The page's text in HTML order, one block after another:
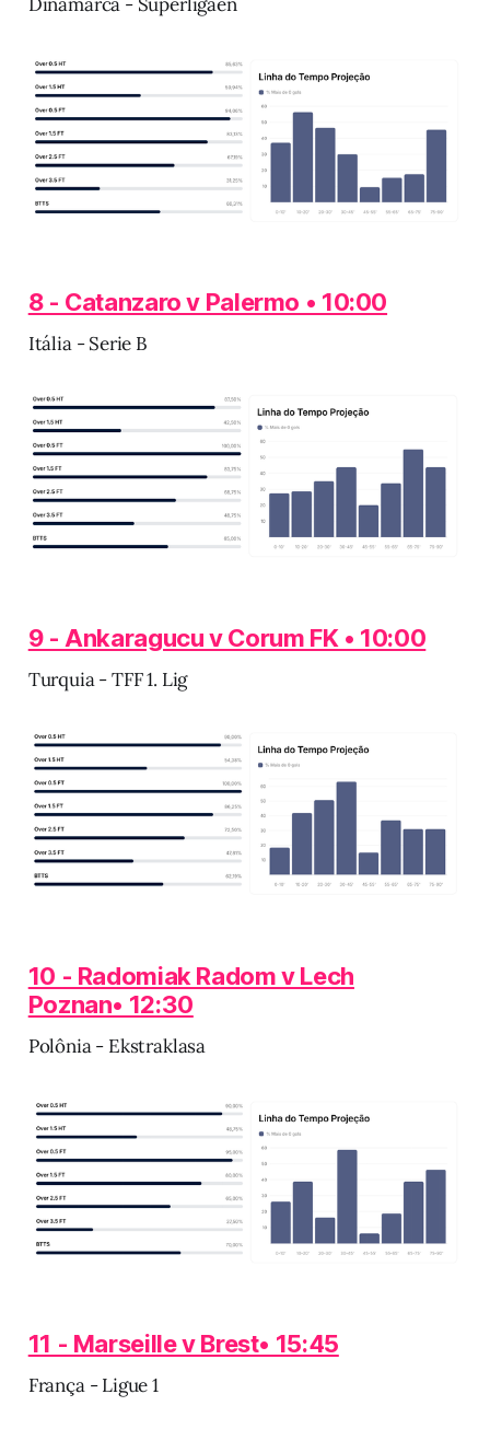
8 - Catanzaro v Palermo • 10:00
Itália - Serie B
9 - Ankaragucu v Corum FK • 10:00
Turquia - TFF 1. Lig
10 - Radomiak Radom v Lech
Poznan• 12:30
Polônia - Ekstraklasa
11 - Marseille v Brest• 15:45
França - Ligue 1